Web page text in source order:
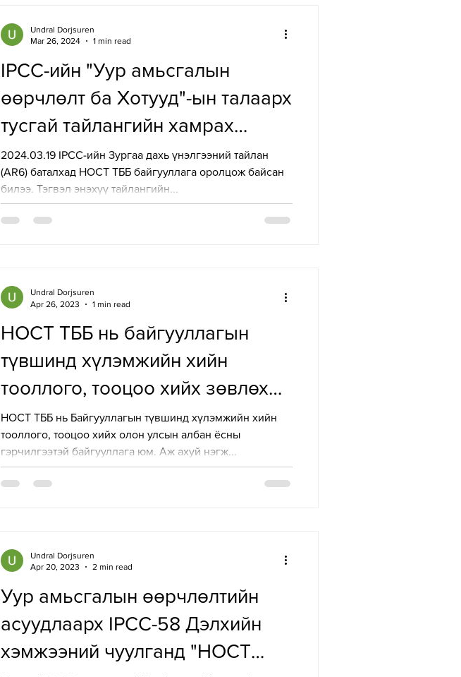
IPCC-ийн "Уур амьсгалын
өөрчлөлт ба Хотууд"-ын талаарх
тусгай тайлангийн хамрах
хүрээг тодорхойлох хурлын
өмнөх вебинарт НОСТ ТББ
оролцлоо
2024.03.19 IPCC-ийн Зургаа дахь үнэлгээний тайлан
(AR6) баталхад НОСТ ТББ байгууллага оролцож байсан
билээ. Тэгвэл энэхүү тайлангийн...
Undral Dorjsuren
Mar 26, 2024
1 min read
НОСТ ТББ нь байгууллагын
түвшинд хүлэмжийн хийн
тооллого, тооцоо хийх зөвлөх
үйлчилгээг үзүүлж байна
НОСТ ТББ нь Байгууллагын түвшинд хүлэмжийн хийн
тооллого, тооцоо хийх олон улсын албан ёсны
гэрчилгээтэй байгууллага юм. Аж ахуй нэгж...
Undral Dorjsuren
Apr 26, 2023
1 min read
Уур амьсгалын өөрчлөлтийн
асуудлаарх IPCC-58 Дэлхийн
хэмжээний чуулганд "НОСТ
Undral Dorjsuren
Apr 20, 2023
2 min read